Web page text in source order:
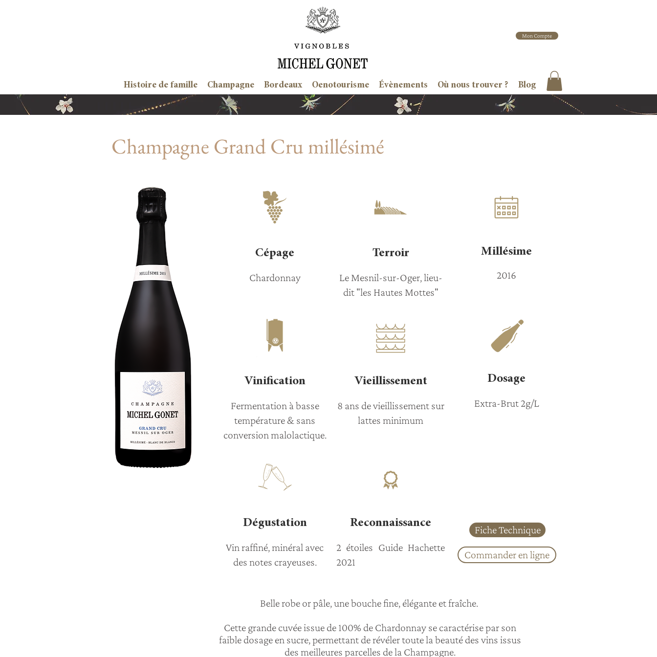
Mon Compte
Histoire de famille Champagne Bordeaux Oenotourisme Évènements Où nous trouver ? Blog
Champagne Grand Cru millésimé
Cépage
Chardonnay
Vinification
Fermentation à basse
température & sans
conversion malolactique.
Dégustation
Vin raffiné, minéral avec
des notes crayeuses.
Terroir
Le Mesnil-sur-Oger, lieu-
dit "les Hautes Mottes"
Vieillissement
8 ans de vieillissement sur
lattes minimum
Reconnaissance
2 étoiles Guide Hachette
2021
Millésime
2016
Dosage
Extra-Brut 2g/L
Fiche Technique
Commander en ligne
Belle robe or pâle, une bouche fine, élégante et fraîche.
Cette grande cuvée issue de 100% de Chardonnay se caractérise par son
faible dosage en sucre, permettant de révéler toute la beauté des vins issus
des meilleures parcelles de la Champagne.